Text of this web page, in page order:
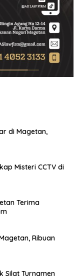
di Magetan,
Misteri CCTV di
Terima
Ribuan
Silat Turnamen